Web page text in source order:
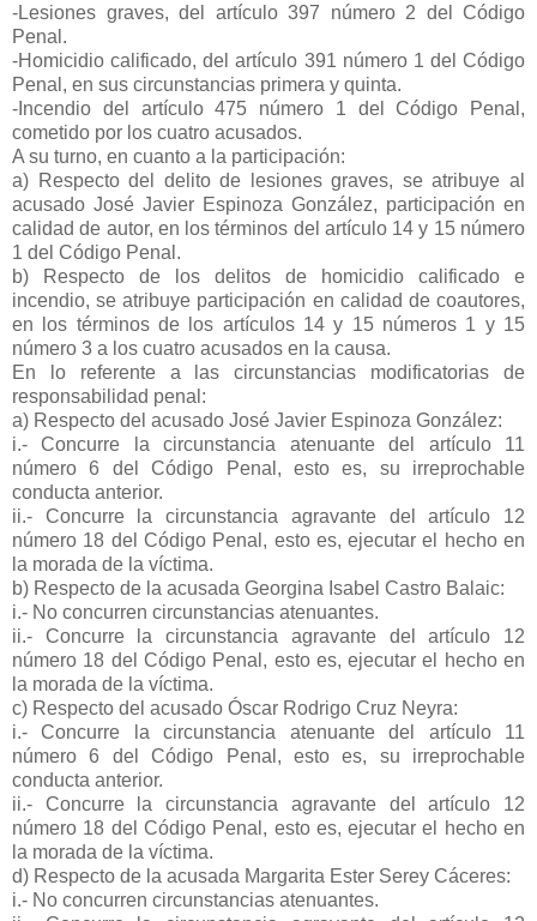
-Lesiones graves, del artículo 397 número 2 del Código
Penal.
-Homicidio calificado, del artículo 391 número 1 del Código
Penal, en sus circunstancias primera y quinta.
-Incendio del artículo 475 número 1 del Código Penal,
cometido por los cuatro acusados.
A su turno, en cuanto a la participación:
a) Respecto del delito de lesiones graves, se atribuye al
acusado José Javier Espinoza González, participación en
calidad de autor, en los términos del artículo 14 y 15 número
1 del Código Penal.
b) Respecto de los delitos de homicidio calificado e
incendio, se atribuye participación en calidad de coautores,
en los términos de los artículos 14 y 15 números 1 y 15
número 3 a los cuatro acusados en la causa.
En lo referente a las circunstancias modificatorias de
responsabilidad penal:
a) Respecto del acusado José Javier Espinoza González:
i.- Concurre la circunstancia atenuante del artículo 11
número 6 del Código Penal, esto es, su irreprochable
conducta anterior.
ii.- Concurre la circunstancia agravante del artículo 12
número 18 del Código Penal, esto es, ejecutar el hecho en
la morada de la víctima.
b) Respecto de la acusada Georgina Isabel Castro Balaic:
i.- No concurren circunstancias atenuantes.
ii.- Concurre la circunstancia agravante del artículo 12
número 18 del Código Penal, esto es, ejecutar el hecho en
la morada de la víctima.
c) Respecto del acusado Óscar Rodrigo Cruz Neyra:
i.- Concurre la circunstancia atenuante del artículo 11
número 6 del Código Penal, esto es, su irreprochable
conducta anterior.
ii.- Concurre la circunstancia agravante del artículo 12
número 18 del Código Penal, esto es, ejecutar el hecho en
la morada de la víctima.
d) Respecto de la acusada Margarita Ester Serey Cáceres:
i.- No concurren circunstancias atenuantes.